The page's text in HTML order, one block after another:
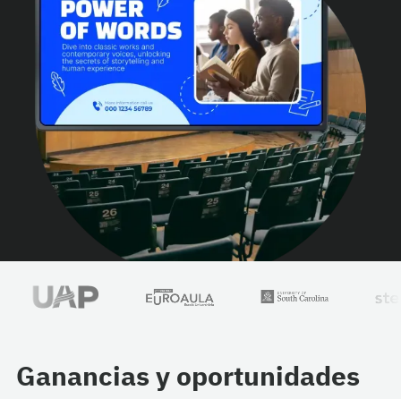
Ganancias y oportunidades